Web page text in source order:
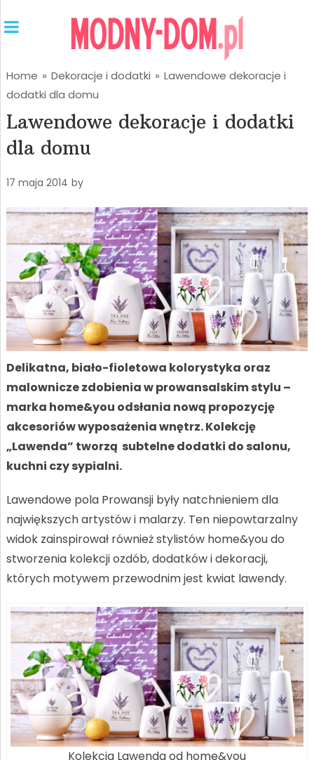
Home » Dekoracje i dodatki » Lawendowe dekoracje i
dodatki dla domu
Lawendowe dekoracje i dodatki
dla domu
17 maja 2014 by
Delikatna, biało-fioletowa kolorystyka oraz
malownicze zdobienia w prowansalskim stylu –
marka home&you odsłania nową propozycję
akcesoriów wyposażenia wnętrz. Kolekcję
„Lawenda” tworzą subtelne dodatki do salonu,
kuchni czy sypialni.
Lawendowe pola Prowansji były natchnieniem dla
największych artystów i malarzy. Ten niepowtarzalny
widok zainspirował również stylistów home&you do
stworzenia kolekcji ozdób, dodatków i dekoracji,
których motywem przewodnim jest kwiat lawendy.
Kolekcja Lawenda od home&you